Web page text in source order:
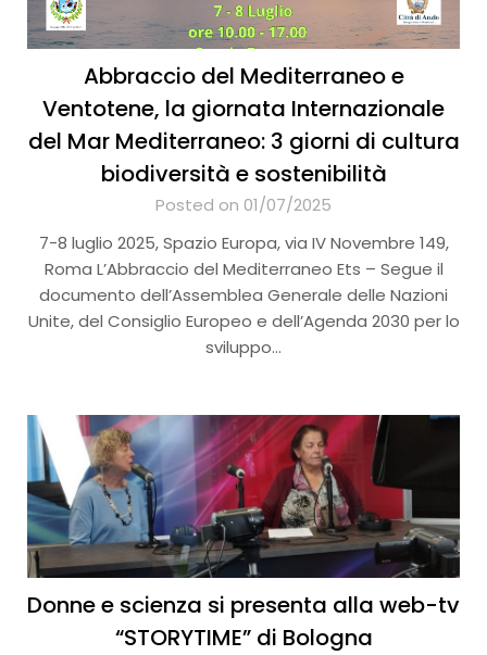
Abbraccio del Mediterraneo e
Ventotene, la giornata Internazionale
del Mar Mediterraneo: 3 giorni di cultura
biodiversità e sostenibilità
Posted on 01/07/2025
7-8 luglio 2025, Spazio Europa, via IV Novembre 149,
Roma L’Abbraccio del Mediterraneo Ets – Segue il
documento dell’Assemblea Generale delle Nazioni
Unite, del Consiglio Europeo e dell’Agenda 2030 per lo
sviluppo…
Donne e scienza si presenta alla web-tv
“STORYTIME” di Bologna